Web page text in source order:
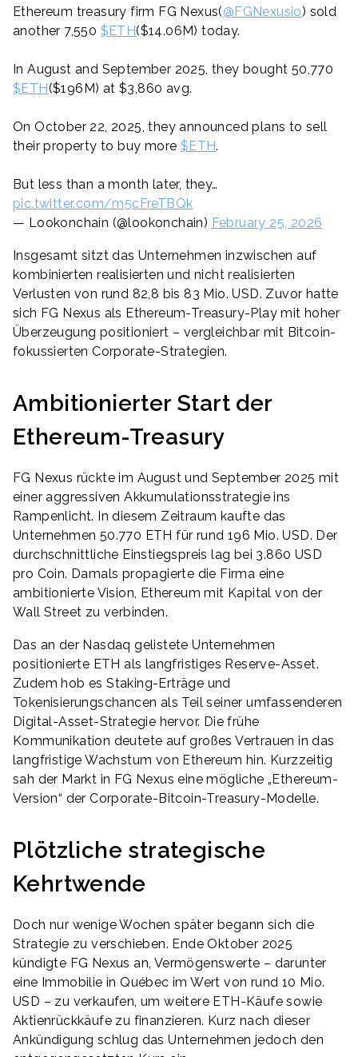
Ethereum treasury firm FG Nexus(@FGNexusio) sold
another 7,550 $ETH($14.06M) today.
In August and September 2025, they bought 50,770
$ETH($196M) at $3,860 avg.
On October 22, 2025, they announced plans to sell
their property to buy more $ETH.
But less than a month later, they…
pic.twitter.com/m5cFreTBQk
— Lookonchain (@lookonchain) February 25, 2026
Insgesamt sitzt das Unternehmen inzwischen auf
kombinierten realisierten und nicht realisierten
Verlusten von rund 82,8 bis 83 Mio. USD. Zuvor hatte
sich FG Nexus als Ethereum-Treasury-Play mit hoher
Überzeugung positioniert – vergleichbar mit Bitcoin-
fokussierten Corporate-Strategien.
Ambitionierter Start der
Ethereum-Treasury
FG Nexus rückte im August und September 2025 mit
einer aggressiven Akkumulationsstrategie ins
Rampenlicht. In diesem Zeitraum kaufte das
Unternehmen 50.770 ETH für rund 196 Mio. USD. Der
durchschnittliche Einstiegspreis lag bei 3.860 USD
pro Coin. Damals propagierte die Firma eine
ambitionierte Vision, Ethereum mit Kapital von der
Wall Street zu verbinden.
Das an der Nasdaq gelistete Unternehmen
positionierte ETH als langfristiges Reserve-Asset.
Zudem hob es Staking-Erträge und
Tokenisierungschancen als Teil seiner umfassenderen
Digital-Asset-Strategie hervor. Die frühe
Kommunikation deutete auf großes Vertrauen in das
langfristige Wachstum von Ethereum hin. Kurzzeitig
sah der Markt in FG Nexus eine mögliche „Ethereum-
Version“ der Corporate-Bitcoin-Treasury-Modelle.
Plötzliche strategische
Kehrtwende
Doch nur wenige Wochen später begann sich die
Strategie zu verschieben. Ende Oktober 2025
kündigte FG Nexus an, Vermögenswerte – darunter
eine Immobilie in Québec im Wert von rund 10 Mio.
USD – zu verkaufen, um weitere ETH-Käufe sowie
Aktienrückkäufe zu finanzieren. Kurz nach dieser
Ankündigung schlug das Unternehmen jedoch den